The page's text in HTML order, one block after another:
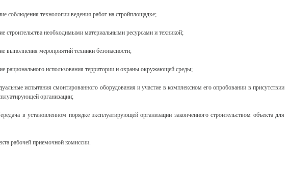
технологии ведения работ на стройплощадке;
необходимыми материальными ресурсами и техникой;
мероприятий техники безопасности;
использования территории и охраны окружающей среды;
смонтированного оборудования и участие в комплексном его опробовании в присутствии
организации;
порядке эксплуатирующей организации законченного строительством объекта для
приемочной комиссии.